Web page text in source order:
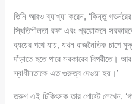
তিনি আরও ব্যাখ্যা করেন, ‘কিন্তু
স্থিতিশীলতা রক্ষা এবং প্রয়োজনে
ব্যয়ের পথে যায়, যখন রাজনৈতিক চাপে
দাঁড়াতে হতে পারে সরকারের বিপরীতে।
স্বাধীনতাকে এত গুরুত্ব দেওয়া হয়।’
তরুণ এই চিকিৎসক তার পোস্টে লেখেন,